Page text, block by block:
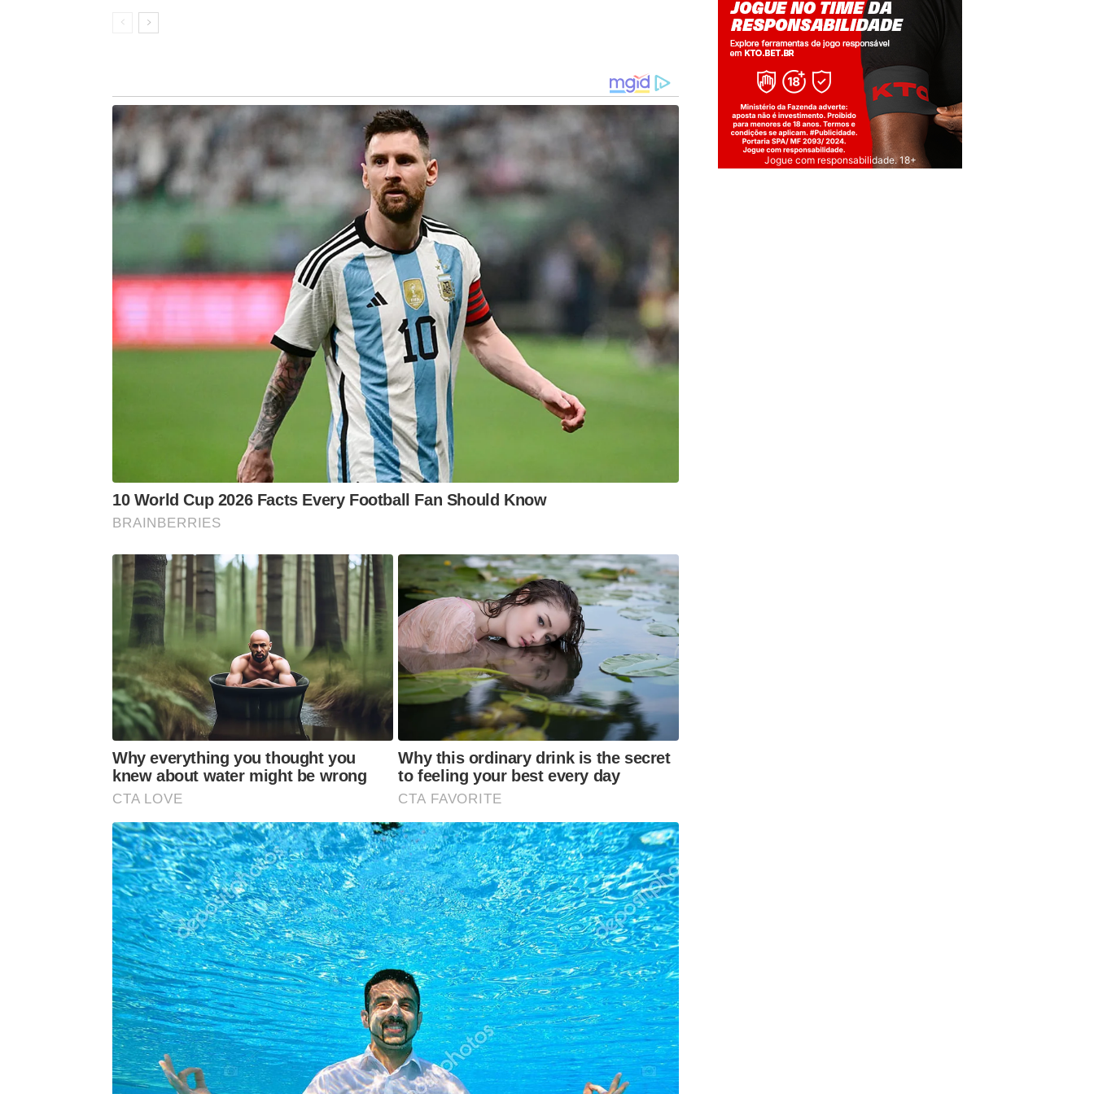
O MTE informa que, desde 2020, cerca de R$ 197 bilhões já foram liberados pela
modalidade saque-aniversário.
Desse total, 40% foram destinados diretamente aos trabalhadores, enquanto 60%
foram transferidos aos bancos que anteciparam os valores por meio de operações de
crédito, detalha o ministério.
Segundo a pasta, atualmente 40,3 milhões de pessoas aderiram à modalidade
saque-aniversário, em um total de 130 milhões de trabalhadores celetistas. Deste
total, 28,5 milhões possuem operações de antecipação de valores ativas.
10 World Cup 2026 Facts Every Football Fan Should Know
BRAINBERRIES
Why everything you thought you
knew about water might be wrong
CTA LOVE
Why this ordinary drink is the secret
to feeling your best every day
CTA FAVORITE
Jogue com responsabilidade. 18+